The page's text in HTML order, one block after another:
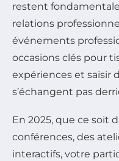
restent
relations
événements
occasions clés pour
expériences et saisir
s’échangent pas
En 2025, que ce soit
conférences, des
interactifs, votre